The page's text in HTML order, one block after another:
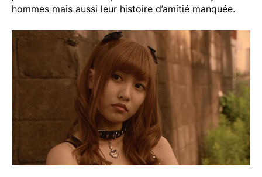
hommes mais aussi leur histoire d’amitié manquée.